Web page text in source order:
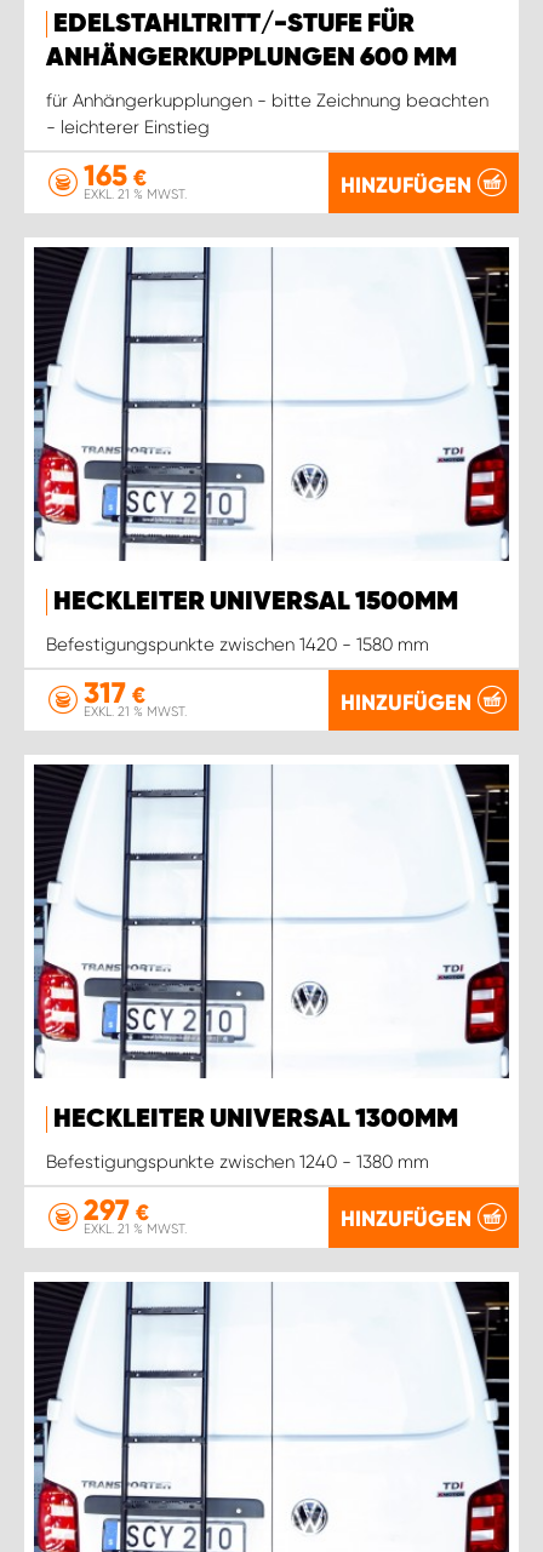
EDELSTAHLTRITT/-STUFE FÜR
ANHÄNGERKUPPLUNGEN 600 MM
für Anhängerkupplungen - bitte Zeichnung beachten
- leichterer Einstieg
165 €
EXKL. 21 % MWST. HINZUFÜGEN
HECKLEITER UNIVERSAL 1500MM
Befestigungspunkte zwischen 1420 - 1580 mm
317 €
EXKL. 21 % MWST. HINZUFÜGEN
HECKLEITER UNIVERSAL 1300MM
Befestigungspunkte zwischen 1240 - 1380 mm
297 €
EXKL. 21 % MWST. HINZUFÜGEN